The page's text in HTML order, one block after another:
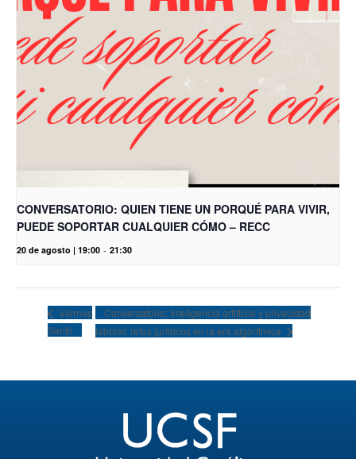
CONVERSATORIO: QUIEN TIENE UN PORQUÉ PARA VIVIR,
PUEDE SOPORTAR CUALQUIER CÓMO – RECC
20 de agosto | 19:00 - 21:30
Viernes
Santo
Conversatorio: Inteligencia artificial y privacidad
laboral: retos jurídicos en la era algorítmica